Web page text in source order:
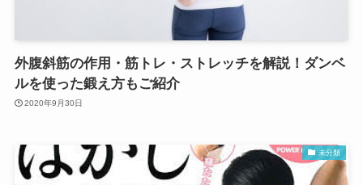
外腹斜筋の作用・筋トレ・ストレッチを解説！ダンベ
ルを使った鍛え方もご紹介
2020年9月30日
未分類